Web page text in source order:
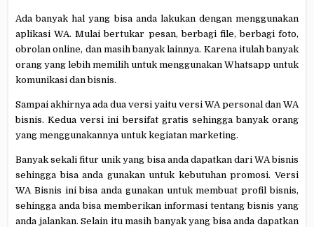
Ada banyak hal yang bisa anda lakukan dengan menggunakan
aplikasi WA. Mulai bertukar pesan, berbagi file, berbagi foto,
obrolan online, dan masih banyak lainnya. Karena itulah banyak
orang yang lebih memilih untuk menggunakan Whatsapp untuk
komunikasi dan bisnis.
Sampai akhirnya ada dua versi yaitu versi WA personal dan WA
bisnis. Kedua versi ini bersifat gratis sehingga banyak orang
yang menggunakannya untuk kegiatan marketing.
Banyak sekali fitur unik yang bisa anda dapatkan dari WA bisnis
sehingga bisa anda gunakan untuk kebutuhan promosi. Versi
WA Bisnis ini bisa anda gunakan untuk membuat profil bisnis,
sehingga anda bisa memberikan informasi tentang bisnis yang
anda jalankan. Selain itu masih banyak yang bisa anda dapatkan